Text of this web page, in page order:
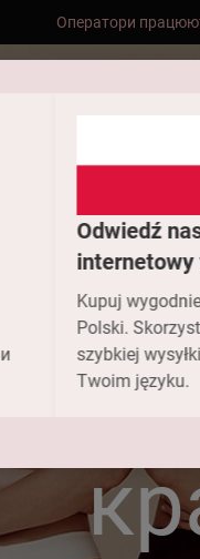
Odwiedź
internetowy
Kupuj
Polski.
szybkiej
Twoim języku.
Оператори
Безкоштовна
FAQ Чи